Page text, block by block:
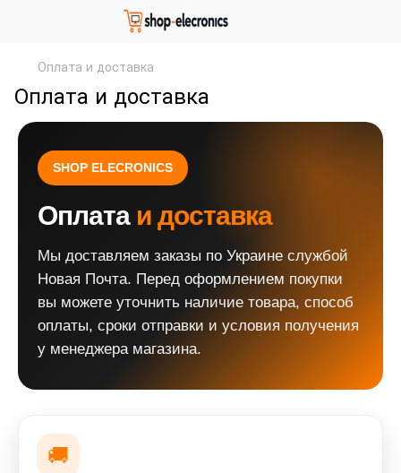
Оплата и доставка
Оплата и доставка
SHOP ELECRONICS
Оплата и доставка
Мы доставляем заказы по Украине службой
Новая Почта. Перед оформлением покупки
вы можете уточнить наличие товара, способ
оплаты, сроки отправки и условия получения
у менеджера магазина.
🚚